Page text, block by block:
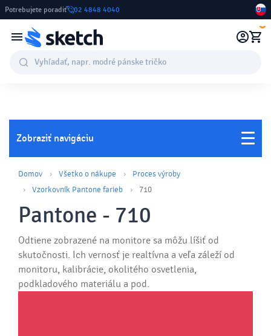
Potrebujete poradiť 02 4848 4040
0
Zobraziť navigáciu
Domov Všetko o nákupe
Proces výroby
Vzorkovník Pantone farieb
710
Pantone - 710
Odtiene zobrazené na monitore sa môžu líšiť od
skutočnosti. Ich vernosť je realtívna a veľa záleží od
monitoru, kalibrácie, okolitého osvetlenia,
podkladového materiálu a pod.